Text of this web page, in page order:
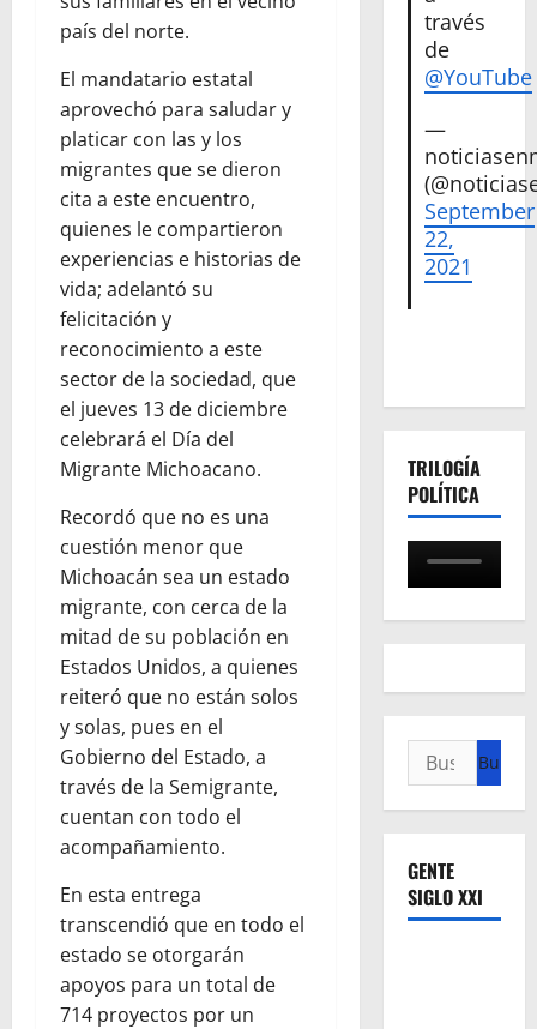
país del norte.
El mandatario estatal
aprovechó para saludar y
platicar con las y los
migrantes que se dieron
cita a este encuentro,
quienes le compartieron
experiencias e historias de
vida; adelantó su
felicitación y
reconocimiento a este
sector de la sociedad, que
el jueves 13 de diciembre
celebrará el Día del
Migrante Michoacano.
Recordó que no es una
cuestión menor que
Michoacán sea un estado
migrante, con cerca de la
mitad de su población en
Estados Unidos, a quienes
reiteró que no están solos
y solas, pues en el
Gobierno del Estado, a
través de la Semigrante,
cuentan con todo el
acompañamiento.
En esta entrega
transcendió que en todo el
estado se otorgarán
apoyos para un total de
714 proyectos por un
través
de
@YouTube
—
September
22,
2021
TRILOGÍA
POLÍTICA
Buscar:
GENTE
SIGLO XXI